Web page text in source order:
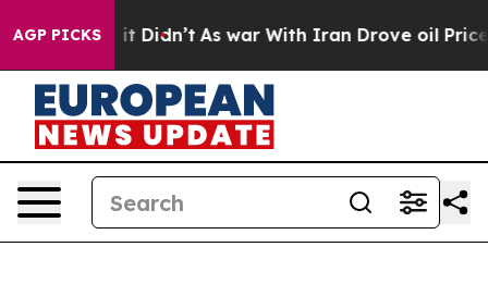
AGP PICKS
Well, it Didn’t As war With Iran Drove oil Prices